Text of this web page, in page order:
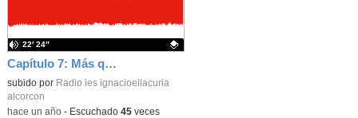
Capítulo 7: Más que Profes
Contenido educativo.
subido por Radio ies ignacioellacuria
alcorcon
22′ 24″
-hace un año- Escuchado 45veces